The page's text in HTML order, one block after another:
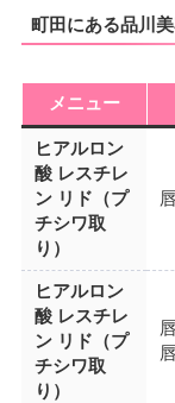
町田にある品川
メニュー
ヒアルロン
酸 レスチレ
ン リド（プ
チシワ取
り）
ヒアルロン
酸 レスチレ
ン リド（プ
チシワ取
り）